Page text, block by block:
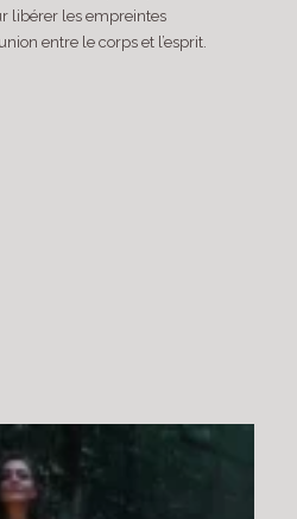
libérer les empreintes
entre le corps et l’esprit.